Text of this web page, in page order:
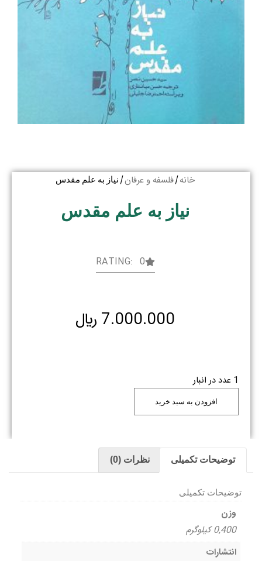
خانه/ فلسفه و عرفان/ نیاز به علم مقدس
نیاز به علم مقدس
RATING: 0
7.000.000 ﷼
1 عدد در انبار
افزودن به سبد خرید
توضیحات تکمیلی نظرات (0)
توضیحات تکمیلی
وزن
0,400 کیلوگرم
انتشارات